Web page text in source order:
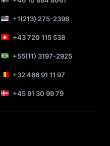
+1(213) 275-2398
+43 720 115 538
+55(11) 3197-2925
+32 466 91 11 97
+45 91 30 99 79